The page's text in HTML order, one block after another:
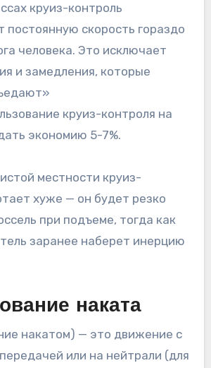
круиз-контроль
скорость гораздо
человека. Это исключает
и замедления, которые
круиз-контроля на
экономию 5-7%.
местности круиз-
хуже — он будет резко
при подъеме, тогда как
заранее наберет инерцию
наката
накатом) — это движение с
или на нейтрали (для